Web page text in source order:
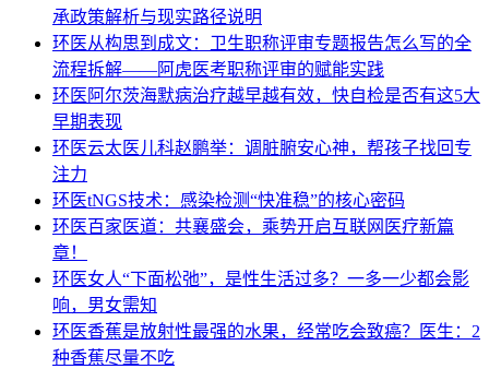
承政策解析与现实路径说明
环医从构思到成文：卫生职称评审专题报告怎么写的全
流程拆解——阿虎医考职称评审的赋能实践
环医 阿尔茨海默病治疗越早越有效，快自检是否有这5大
早期表现
环医云太医儿科赵鹏举：调脏腑安心神，帮孩子找回专
注力
环医tNGS技术：感染检测“快准稳”的核心密码
环医百家医道：共襄盛会，乘势开启互联网医疗新篇
章！
环医女人“下面松弛”，是性生活过多？一多一少都会影
响，男女需知
环医香蕉是放射性最强的水果，经常吃会致癌？医生：2
种香蕉尽量不吃